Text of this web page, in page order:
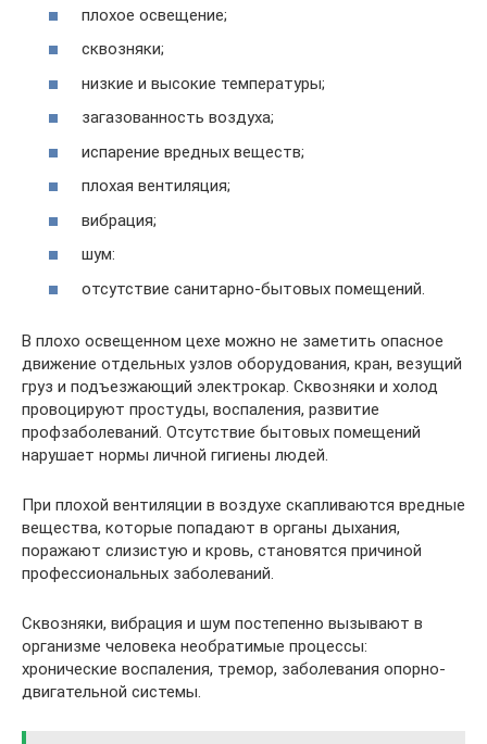
плохое освещение;
сквозняки;
низкие и высокие температуры;
загазованность воздуха;
испарение вредных веществ;
плохая вентиляция;
вибрация;
шум:
отсутствие санитарно-бытовых помещений.
В плохо освещенном цехе можно не заметить опасное
движение отдельных узлов оборудования, кран, везущий
груз и подъезжающий электрокар. Сквозняки и холод
провоцируют простуды, воспаления, развитие
профзаболеваний. Отсутствие бытовых помещений
нарушает нормы личной гигиены людей.
При плохой вентиляции в воздухе скапливаются вредные
вещества, которые попадают в органы дыхания,
поражают слизистую и кровь, становятся причиной
профессиональных заболеваний.
Сквозняки, вибрация и шум постепенно вызывают в
организме человека необратимые процессы:
хронические воспаления, тремор, заболевания опорно-
двигательной системы.